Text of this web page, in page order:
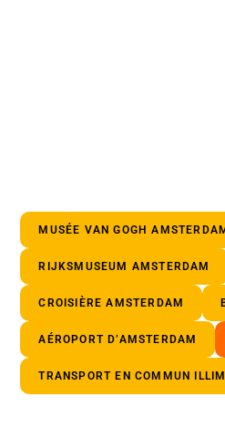
MUSÉE VAN GOGH
RIJKSMUSEUM AMSTERDAM
CROISIÈRE AMSTERDAM
AÉROPORT D’AMSTERDAM
TRANSPORT EN COMMUN